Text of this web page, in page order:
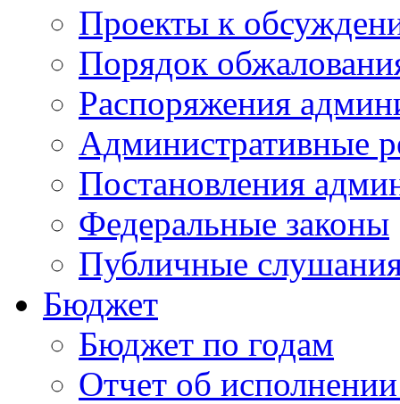
Проекты к
Порядок
Распоряжения
Административные
Постановления
Федеральные законы
Публичные
Бюджет
Бюджет по годам
Отчет об